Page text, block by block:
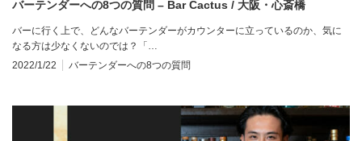
バーテンダーへの8つの質問 – Bar Cactus / 大阪・心斎橋
バーに行く上で、どんなバーテンダーがカウンターに立っているのか、気に
なる方は少なくないのでは？「…
2022/1/22
バーテンダーへの8つの質問